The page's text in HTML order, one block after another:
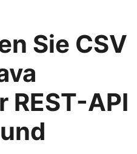
Sie CSV
REST-API